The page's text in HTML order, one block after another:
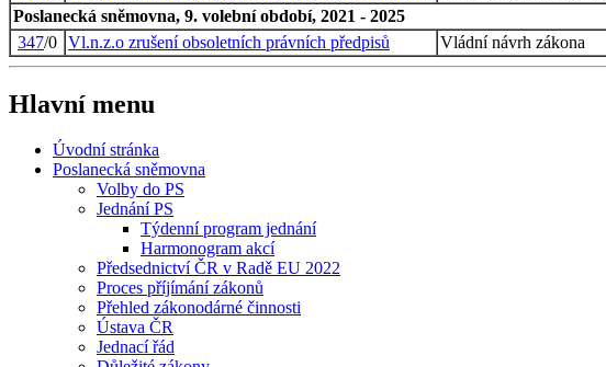
Poslanecká sněmovna, 9. volební období, 2021 - 2025
347/0 Vl.n.z.o zrušení obsoletních právních předpisů Vládní návrh zákona
Hlavní menu
Úvodní stránka
Poslanecká sněmovna
Volby do PS
Jednání PS
Týdenní program jednání
Harmonogram akcí
Předsednictví ČR v Radě EU 2022
Proces příjímání zákonů
Přehled zákonodárné činnosti
Ústava ČR
Jednací řád